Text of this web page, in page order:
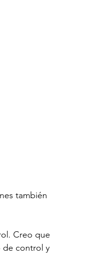
también
Creo que
de control y